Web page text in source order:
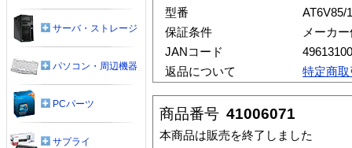
型番
AT6V85/
保証条件
メーカ
JANコード
返品について
特定商
商品番号 41006071
本商品は販売を終了しました
サーバ・ストレージ
パソコン・周辺機器
PCパーツ
サプライ